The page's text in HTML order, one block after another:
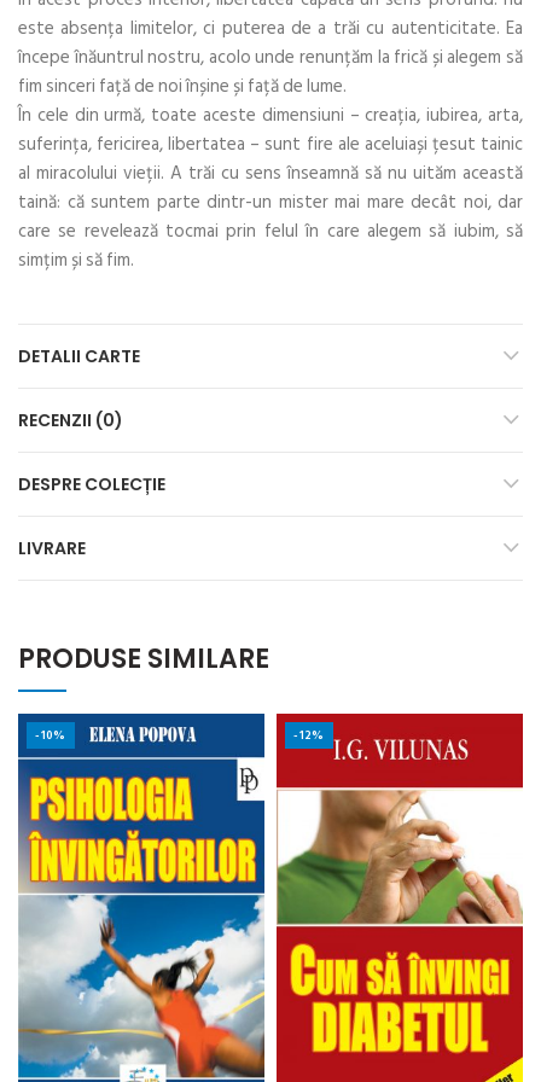
este absența limitelor, ci puterea de a trăi cu autenticitate. Ea
începe înăuntrul nostru, acolo unde renunțăm la frică și alegem să
fim sinceri față de noi înșine și față de lume.
În cele din urmă, toate aceste dimensiuni – creația, iubirea, arta,
suferința, fericirea, libertatea – sunt fire ale aceluiași țesut tainic
al miracolului vieții. A trăi cu sens înseamnă să nu uităm această
taină: că suntem parte dintr-un mister mai mare decât noi, dar
care se revelează tocmai prin felul în care alegem să iubim, să
simțim și să fim.
DETALII CARTE
RECENZII (0)
DESPRE COLECȚIE
LIVRARE
PRODUSE SIMILARE
-10% -12%